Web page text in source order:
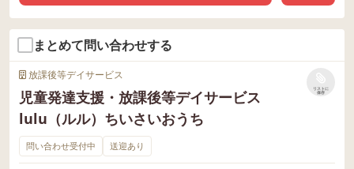
まとめて問い合わせする
放課後等デイサービス
児童発達支援・放課後等デイサービス
lulu（ルル）ちいさいおうち
リストに
保存
問い合わせ受付中 送迎あり